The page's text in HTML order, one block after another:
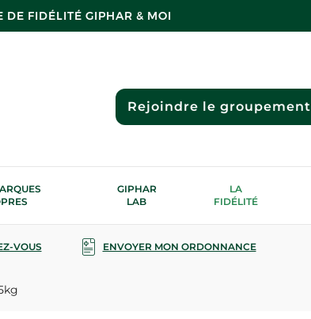
DE FIDÉLITÉ GIPHAR & MOI
Rejoindre le groupement
GIPHAR
LAB
LA
FIDÉLITÉ
VOUS ENVOYER MON ORDONNANCE